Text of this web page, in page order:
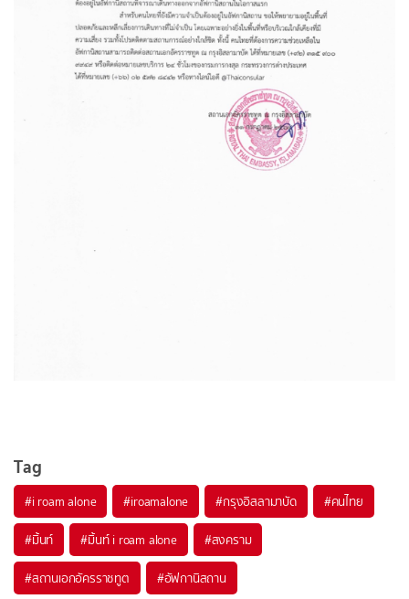
Tag
#i roam alone #iroamalone #กรุงอิสลามาบัด #คนไทย
#มิ้นท์ #มิ้นท์ i roam alone #สงคราม
#สถานเอกอัครราชทูต #อัฟกานิสถาน